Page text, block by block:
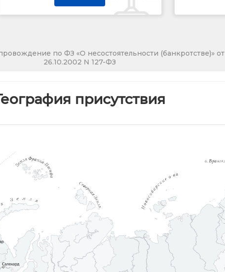
по ФЗ «О несостоятельности (банкротстве)» от
26.10.2002 N 127-ФЗ
присутствия